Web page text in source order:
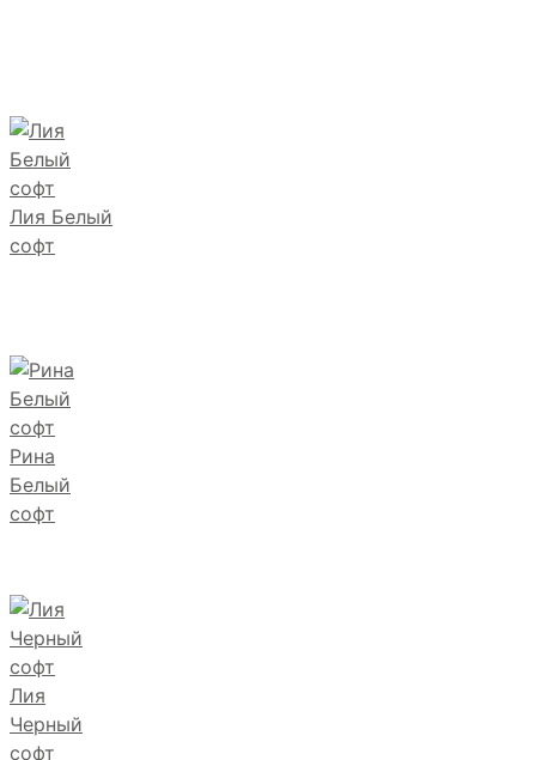
Лия Белый
софт
Рина
Белый
софт
Лия
Черный
софт